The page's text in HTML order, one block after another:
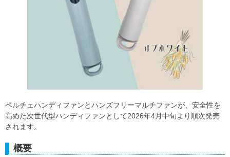
ペルチェハンディファンとハンズフリーマルチファンが、安全性を
高めた次世代型ハンディファンとして2026年4月中旬より順次発売
されます。
概要